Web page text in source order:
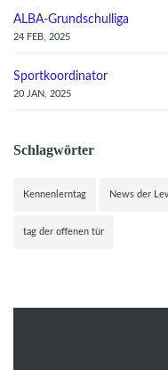
ALBA-Grundschulliga
24 FEB, 2025
Sportkoordinator
20 JAN, 2025
Schlagwörter
Kennenlerntag News der
tag der offenen tür